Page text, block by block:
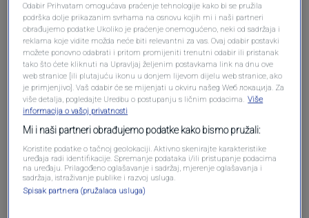
Oglas
Odabir Prihvatam omogućava praćenje tehnologije kako bi se pružila
podrška dolje prikazanim svrhama na osnovu kojih mi i naši partneri
obrađujemo podatke Ukoliko je praćenje onemogućeno, neki od sadržaja i
reklama koje vidite možda neće biti relevantni za vas. Ovaj odabir postavki
možete ponovno odabrati i pritom promijeniti trenutni odabir ili pristanak
tako što ćete kliknuti na Upravljaj željenim postavkama link na dnu ove
web stranice [ili plutajuću ikonu u donjem lijevom dijelu web stranice, ako
je primjenjivo]. Vaš odabir će se mijenjati u okviru našeg Wеб локација. Za
više detalja, pogledajte Uredbu o postupanju s ličnim podacima. Više
informacija o vašoj privatnosti
Mi i naši partneri obrađujemo podatke kako bismo pružali:
Koristite podatke o tačnoj geolokaciji. Aktivno skenirajte karakteristike
uređaja radi identifikacije. Spremanje podataka i/ili pristupanje podacima
na uređaju. Prilagođeno oglašavanje i sadržaj, mjerenje oglašavanja i
sadržaja, istraživanje publike i razvoj usluga.
Spisak partnera (pružalaca usluga)